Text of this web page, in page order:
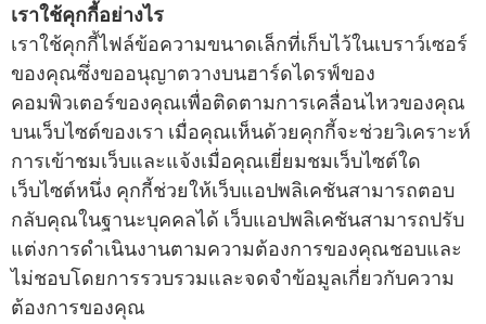
เราใช้คุกกี้อย่างไร
เราใช้คุกกี้ไฟล์ข้อความขนาดเล็กที่เก็บไว้ในเบราว์เซอร์
ของคุณซึ่งขออนุญาตวางบนฮาร์ดไดรฟ์ของ
คอมพิวเตอร์ของคุณเพื่อติดตามการเคลื่อนไหวของคุณ
บนเว็บไซต์ของเรา เมื่อคุณเห็นด้วยคุกกี้จะช่วยวิเคราะห์
การเข้าชมเว็บและแจ้งเมื่อคุณเยี่ยมชมเว็บไซต์ใด
เว็บไซต์หนึ่ง คุกกี้ช่วยให้เว็บแอปพลิเคชันสามารถตอบ
กลับคุณในฐานะบุคคลได้ เว็บแอปพลิเคชันสามารถปรับ
แต่งการดําเนินงานตามความต้องการของคุณชอบและ
ไม่ชอบโดยการรวบรวมและจดจําข้อมูลเกี่ยวกับความ
ต้องการของคุณ